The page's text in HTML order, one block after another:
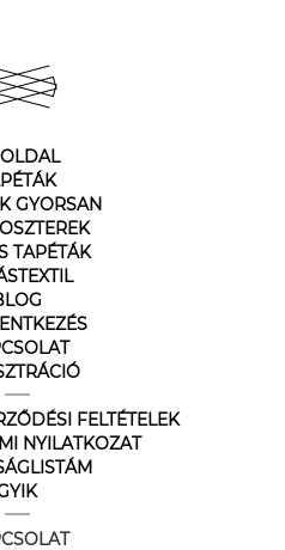
GYORSAN
TAPÉTÁK
FELTÉTELEK
NYILATKOZAT